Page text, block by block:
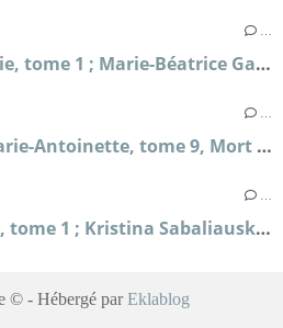
La falaise de la Repentie, tome 1 ; Marie-Béatrice Gauvin
Au service secret de Marie-Antoinette, tome 9, Mort sur le fil ; Frédéric Lenormand
L'impératrice de Pierre, tome 1 ; Kristina Sabaliauskaitė
© - Hébergé parEklablog